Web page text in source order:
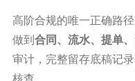
高阶合规的唯一正确路
做到 合同、流水、提单
审计，完整留存底稿记
核查。